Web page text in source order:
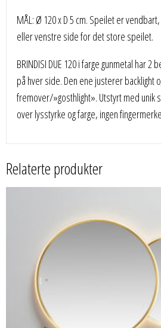
MÅL: Ø 120 x D 5 cm. Speilet er
eller venstre side for det store speilet.
BRINDISI DUE 120 i farge gunmetal har
på hver side. Den ene justerer backlight
fremover/»gosthlight». Utstyrt med unik
over lysstyrke og farge, ingen
Relaterte produkter